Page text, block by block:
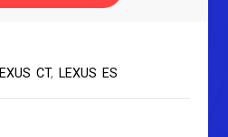
Série
CT, LEXUS ES